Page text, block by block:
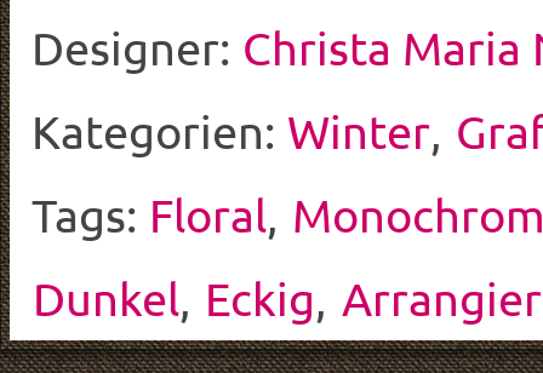
Designer: Christa Maria
Kategorien: Winter,
Tags: Floral,
Dunkel, Eckig,